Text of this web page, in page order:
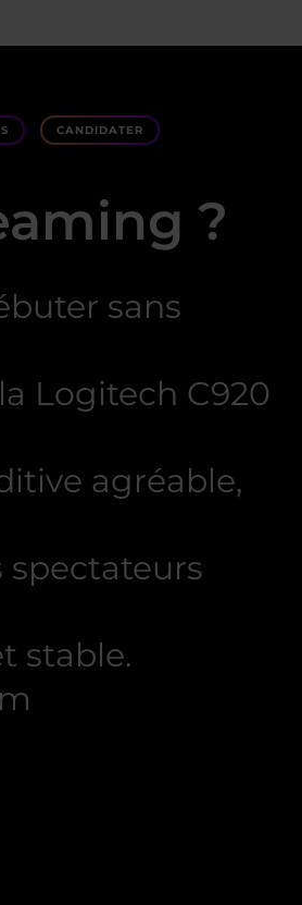
CANDIDATER
?
sans
Logitech C920
agréable,
stable.